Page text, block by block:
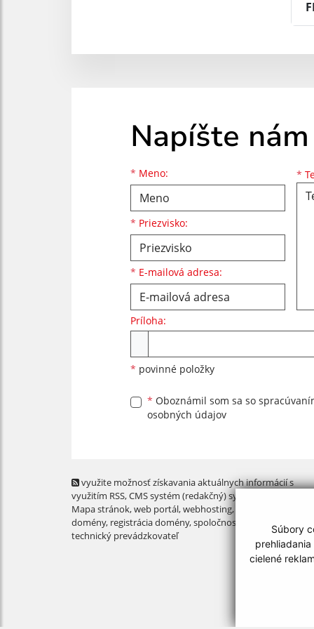
Súbory
cielené
Napíšte nám
* Meno:
Meno
* Priezvisko:
Priezvisko
* E-mailová adresa:
E-mailová adresa *
Príloha:
* povinné položky
* Oboznámil som sa so
osobných údajov
využite možnosť získavania aktuálnych informácií s
využitím RSS, CMS systém (redakčný) systém ECHELON 2,
Mapa stránok,web portál,webhosting,
domény, registrácia domény,spoločnosť webex.digital,
technický prevádzkovateľ